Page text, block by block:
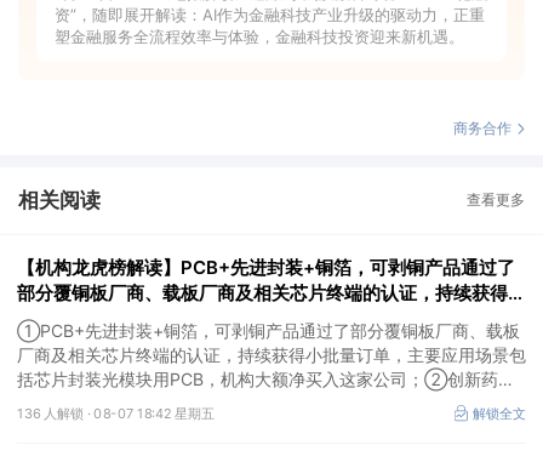
资”，随即展开解读：AI作为金融科技产业升级的驱动力，正重
塑金融服务全流程效率与体验，金融科技投资迎来新机遇。
商务合作
相关阅读 查看更多
【机构龙虎榜解读】PCB+先进封装+铜箔，可剥铜产品通过了
部分覆铜板厂商、载板厂商及相关芯片终端的认证，持续获得小
批量订单，主要应用场景包括芯片封装光模块用PCB，机构大
额净买入这家公司
①PCB+先进封装+铜箔，可剥铜产品通过了部分覆铜板厂商、载板
厂商及相关芯片终端的认证，持续获得小批量订单，主要应用场景包
括芯片封装光模块用PCB，机构大额净买入这家公司；②创新药
CDMO+减肥药，收购国外知名CRO企业，在创新药API的化学合成
等方面具有丰富经验，具备承接细胞与基因治疗产品商业化受托生产
136 人解锁 ·08-07 18:42 星期五 解锁全文